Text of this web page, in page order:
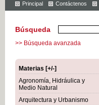
Principal Contáctenos
Búsqueda
>> Búsqueda avanzada
Materias [+/-]
Agronomía, Hidráulica y
Medio Natural
Arquitectura y Urbanismo